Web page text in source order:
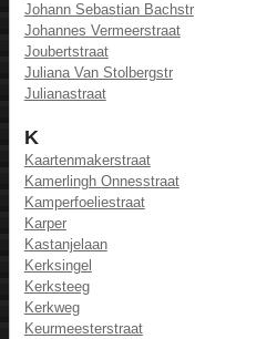
Johann Sebastian Bachstr
Johannes Vermeerstraat
Joubertstraat
Juliana Van Stolbergstr
Julianastraat
K
Kaartenmakerstraat
Kamerlingh Onnesstraat
Kamperfoeliestraat
Karper
Kastanjelaan
Kerksingel
Kerksteeg
Kerkweg
Keurmeesterstraat